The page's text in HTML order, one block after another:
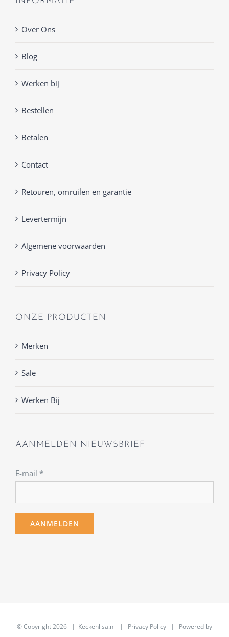
Over Ons
Blog
Werken bij
Bestellen
Betalen
Contact
Retouren, omruilen en garantie
Levertermijn
Algemene voorwaarden
Privacy Policy
ONZE PRODUCTEN
Merken
Sale
Werken Bij
AANMELDEN NIEUWSBRIEF
E-mail *
© Copyright2026 | Keckenlisa.nl | Privacy Policy | Powered by